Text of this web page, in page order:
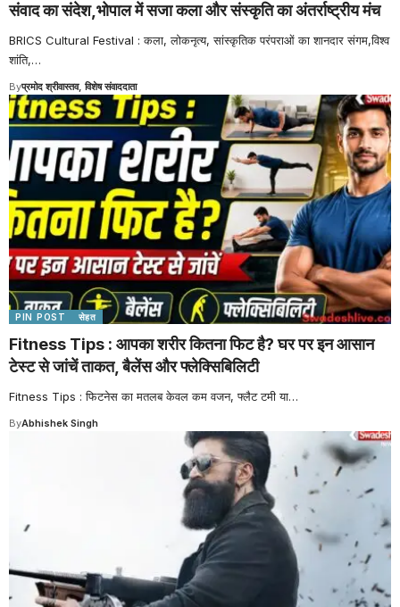
संवाद का संदेश,भोपाल में सजा कला और संस्कृति का अंतर्राष्ट्रीय मंच
BRICS Cultural Festival : कला, लोकनृत्य, सांस्कृतिक परंपराओं का शानदार संगम,विश्व
शांति,…
Byप्रमोद श्रीवास्तव, विशेष संवाददाता
PIN POST सेहत
Fitness Tips : आपका शरीर कितना फिट है? घर पर इन आसान
टेस्ट से जांचें ताकत, बैलेंस और फ्लेक्सिबिलिटी
Fitness Tips : फिटनेस का मतलब केवल कम वजन, फ्लैट टमी या…
ByAbhishek Singh